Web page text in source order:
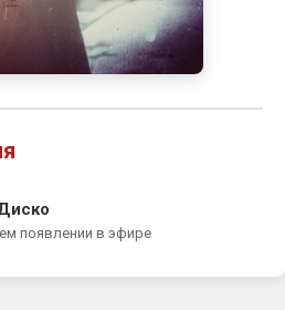
появлении в эфире